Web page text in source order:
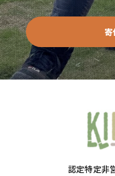
寄
認定特定非